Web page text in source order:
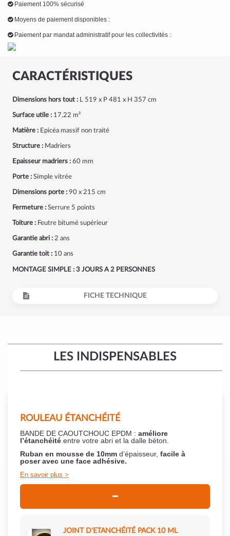
CARACTÉRISTIQUES
Dimensions hors tout : L 519 x P 481 x H 357 cm
Surface utile : 17,22 m²
Matière : Epicéa massif non traité
Structure : Madriers
Epaisseur madriers : 60 mm
Porte : Simple vitrée
Dimensions porte : 90 x 215 cm
Fermeture : Serrure 5 points
Toiture : Feutre bitumé supérieur
Garantie abri : 2 ans
Garantie toit : 10 ans
MONTAGE SIMPLE : 3 JOURS A 2 PERSONNES
FICHE TECHNIQUE
Paiement 100% sécurisé
Moyens de paiement disponibles :
Paiement par mandat administratif pour les collectivités :
LES INDISPENSABLES
ROULEAU ÉTANCHÉITÉ
BANDE DE CAOUTCHOUC EPDM : améliore
l’étanchéité entre votre abri et la dalle béton.
Ruban en mousse de 10mm d’épaisseur, facile à
poser avec une face adhésive.
En savoir plus
JOINT D'ETANCHÉITÉ PACK 10 ML